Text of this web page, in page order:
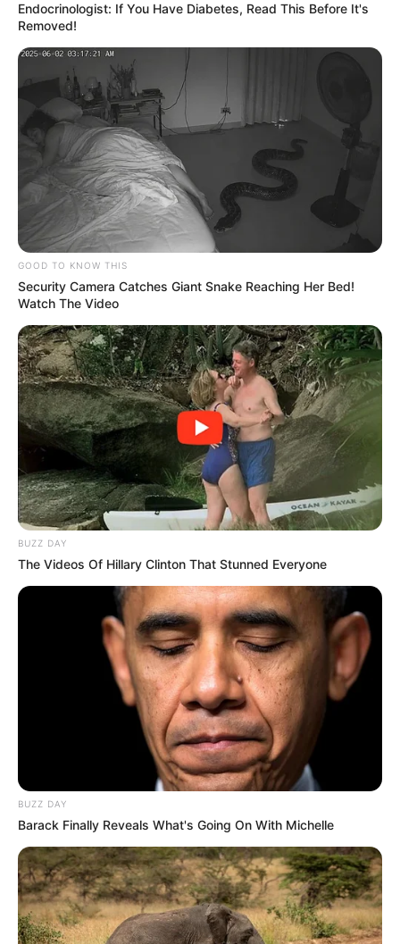
એન્જિનિયરનું મોત
2 weeks ago
પેપર લીક વિરુદ્ધ કાલે નવું બિલ આવી શકે છે, 10
વર્ષની જેલ અને 10 કરોડ સુધીના દંડની જોગવાઈ
2 weeks ago
મોદીએ રાતે 12 વાગ્યે વીડિયો મેસેજ જાહેર કરીને
કહ્યું, પેપર લીક પર કડક નિર્ણય લેવાશે
2 weeks ago
Categories
Gujarat 3,834
India 2,164
News 1,078
Astrology
International
463
Ajab Gajab
Politics 322
Bollywood
47
Auto
Stock Market
Short News 4
Technology 2
Endocrinologist: If You Have Diabetes, Read This Before It's
Removed!
GOOD TO KNOW THIS
Security Camera Catches Giant Snake Reaching Her Bed!
Watch The Video
BUZZ DAY
The Videos Of Hillary Clinton That Stunned Everyone
BUZZ DAY
Barack Finally Reveals What's Going On With Michelle